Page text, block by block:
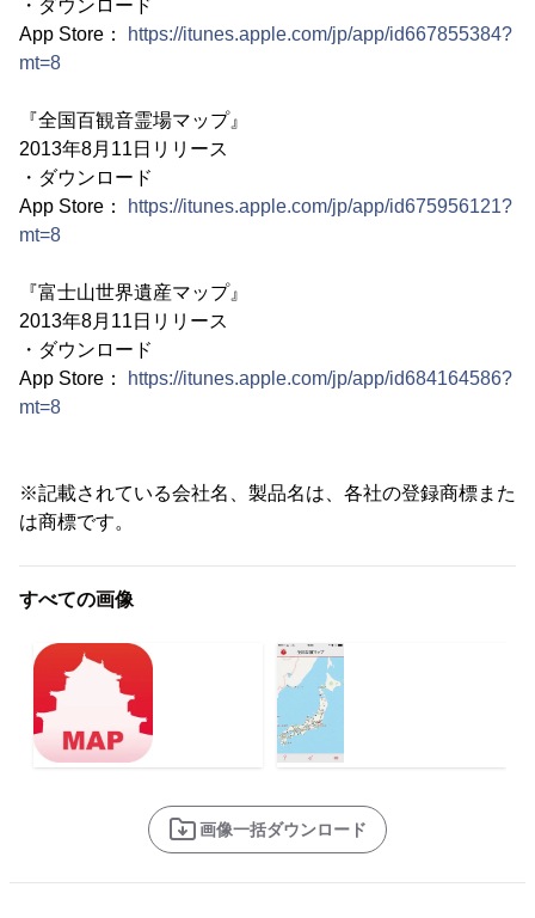
・ダウンロード
App Store：
https://itunes.apple.com/jp/app/id667855384?
mt=8
『全国百観音霊場マップ』
2013年8月11日リリース
・ダウンロード
App Store：
https://itunes.apple.com/jp/app/id675956121?
mt=8
『富士山世界遺産マップ』
2013年8月11日リリース
・ダウンロード
App Store：
https://itunes.apple.com/jp/app/id684164586?
mt=8
※記載されている会社名、製品名は、各社の登録商標また
は商標です。
すべての画像
画像一括ダウンロード